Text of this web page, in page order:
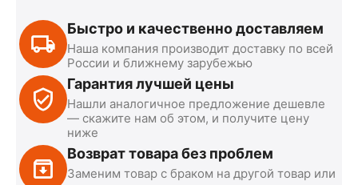
Быстро и качественно доставляем
Наша компания производит доставку по всей
России и ближнему зарубежью
Гарантия лучшей цены
Нашли аналогичное предложение дешевле
— скажите нам об этом, и получите цену
ниже
Возврат товара без проблем
Заменим товар с браком на другой товар или